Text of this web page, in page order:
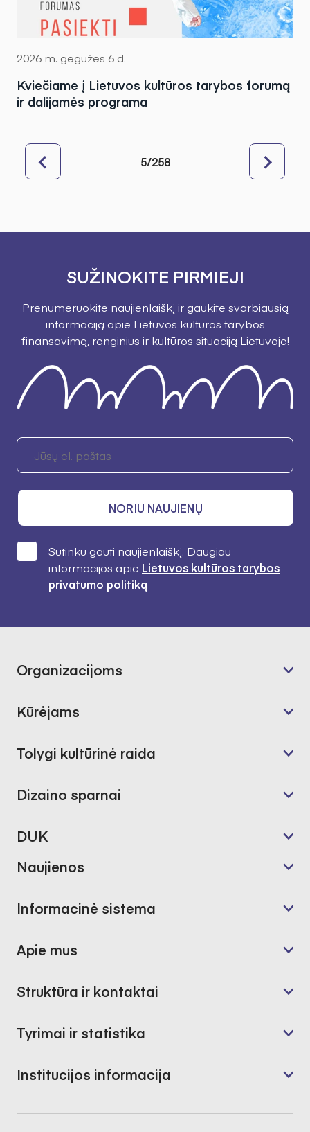
2026 m. gegužės 6 d.
Kviečiame į Lietuvos kultūros tarybos forumą
ir dalijamės programa
5/258
SUŽINOKITE PIRMIEJI
Prenumeruokite naujienlaiškį ir gaukite svarbiausią
informaciją apie Lietuvos kultūros tarybos
finansavimą, renginius ir kultūros situaciją Lietuvoje!
NORIU NAUJIENŲ
Sutinku gauti naujienlaiškį. Daugiau
informacijos apie Lietuvos kultūros tarybos
privatumo politiką
Organizacijoms
Kūrėjams
Tolygi kultūrinė raida
Dizaino sparnai
DUK
Naujienos
Informacinė sistema
Apie mus
Struktūra ir kontaktai
Tyrimai ir statistika
Institucijos informacija